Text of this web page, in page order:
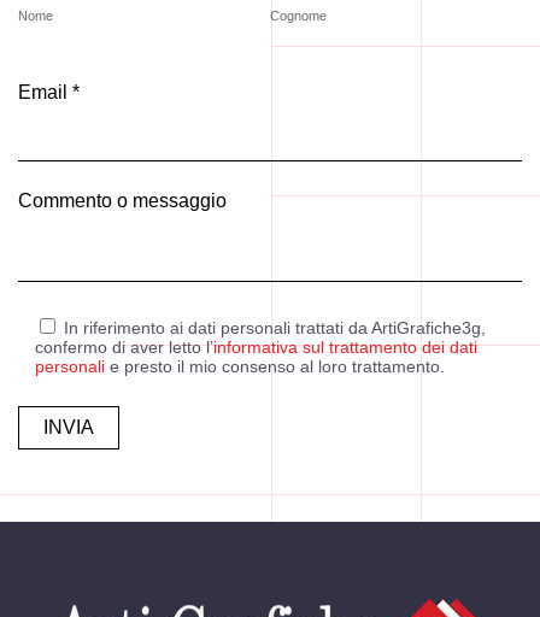
Nome Cognome
Email *
Commento o messaggio
In riferimento ai dati personali trattati da ArtiGrafiche3g,
confermo di aver letto l’informativa sul trattamento dei dati
personali e presto il mio consenso al loro trattamento.